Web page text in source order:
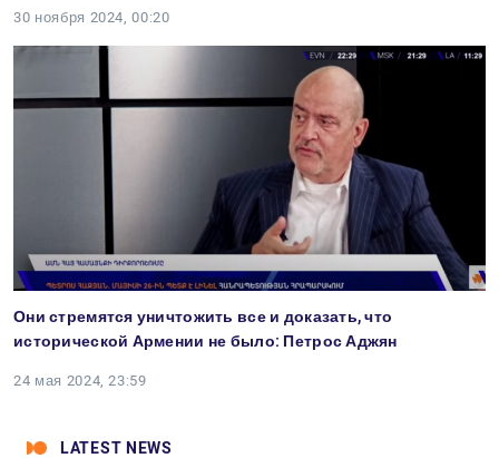
30 ноября 2024, 00:20
Они стремятся уничтожить все и доказать, что
исторической Армении не было: Петрос Аджян
24 мая 2024, 23:59
LATEST NEWS